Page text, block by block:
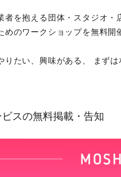
者を抱える団体・スタジオ
めのワークショップを無料開
りたい、興味がある、 まず
スの無料掲載・告知